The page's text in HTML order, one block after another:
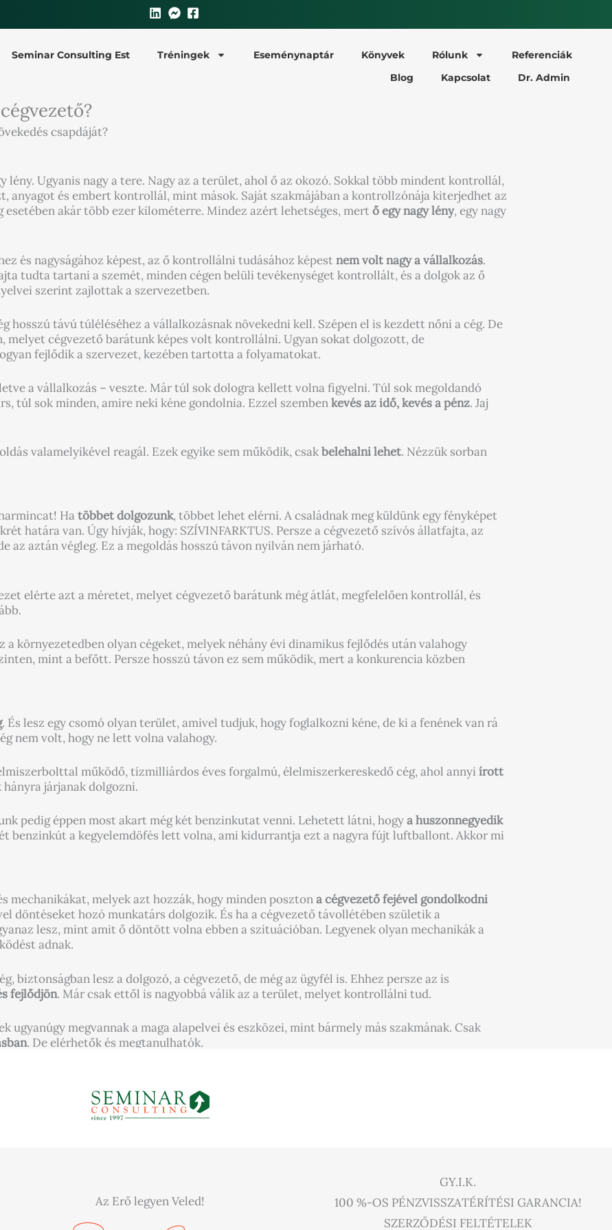
Seminar Consulting Est Tréningek Eseménynaptár Könyvek Rólunk
Referenciák
Blog
Kapcsolat Dr. Admin
csapdáját?
lény. Ugyanis nagy a tere. Nagy az a terület, ahol ő az okozó. Sokkal több mindent kontrollál,
anyagot és embert kontrollál, mint mások. Saját szakmájában a kontrollzónája kiterjedhet az
esetében akár több ezer kilométerre. Mindez azért lehetséges, mertő egy nagy lény, egy nagy
és nagyságához képest, az ő kontrollálni tudásához képestnem volt nagy a vállalkozás.
tudta tartani a szemét, minden cégen belüli tevékenységet kontrollált, és a dolgok az ő
szerint zajlottak a szervezetben.
hosszú távú túléléséhez a vállalkozásnak növekedni kell. Szépen el is kezdett nőni a cég. De
melyet cégvezető barátunk képes volt kontrollálni. Ugyan sokat dolgozott, de
fejlődik a szervezet, kezében tartotta a folyamatokat.
a vállalkozás – veszte. Már túl sok dologra kellett volna figyelni. Túl sok megoldandó
túl sok minden, amire neki kéne gondolnia. Ezzel szembenkevés az idő, kevés a pénz. Jaj
valamelyikével reagál. Ezek egyike sem működik, csakbelehalni lehet. Nézzük sorban
Hatöbbet dolgozunk, többet lehet elérni. A családnak meg küldünk egy fényképet
határa van. Úgy hívják, hogy: SZÍVINFARKTUS. Persze a cégvezető szívós állatfajta, az
az aztán végleg. Ez a megoldás hosszú távon nyilván nem járható.
elérte azt a méretet, melyet cégvezető barátunk még átlát, megfelelően kontrollál, és
a környezetedben olyan cégeket, melyek néhány évi dinamikus fejlődés után valahogy
mint a befőtt. Persze hosszú távon ez sem működik, mert a konkurencia közben
. És lesz egy csomó olyan terület, amivel tudjuk, hogy foglalkozni kéne, de ki a fenének van rá
nem volt, hogy ne lett volna valahogy.
működő, tízmilliárdos éves forgalmú, élelmiszerkereskedő cég, ahol annyi írott
hányra járjanak dolgozni.
pedig éppen most akart még két benzinkutat venni. Lehetett látni, hogya huszonnegyedik
benzinkút a kegyelemdöfés lett volna, ami kidurrantja ezt a nagyra fújt luftballont. Akkor mi
mechanikákat, melyek azt hozzák, hogy minden posztona cégvezető fejével gondolkodni
döntéseket hozó munkatárs dolgozik. És ha a cégvezető távollétében születik a
lesz, mint amit ő döntött volna ebben a szituációban. Legyenek olyan mechanikák a
adnak.
biztonságban lesz a dolgozó, a cégvezető, de még az ügyfél is. Ehhez persze az is
fejlődjön. Már csak ettől is nagyobbá válik az a terület, melyet kontrollálni tud.
ugyanúgy megvannak a maga alapelvei és eszközei, mint bármely más szakmának. Csak
. De elérhetők és megtanulhatók.
Az Erő legyen Veled!
GY.I.K.
100 %-OS PÉNZVISSZATÉRÍTÉSI GARANCIA!
SZERZŐDÉSI FELTÉTELEK